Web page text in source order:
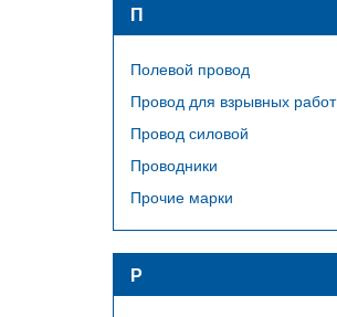
П
Полевой провод
Провод для взрывных работ
Провод силовой
Проводники
Прочие марки
Р